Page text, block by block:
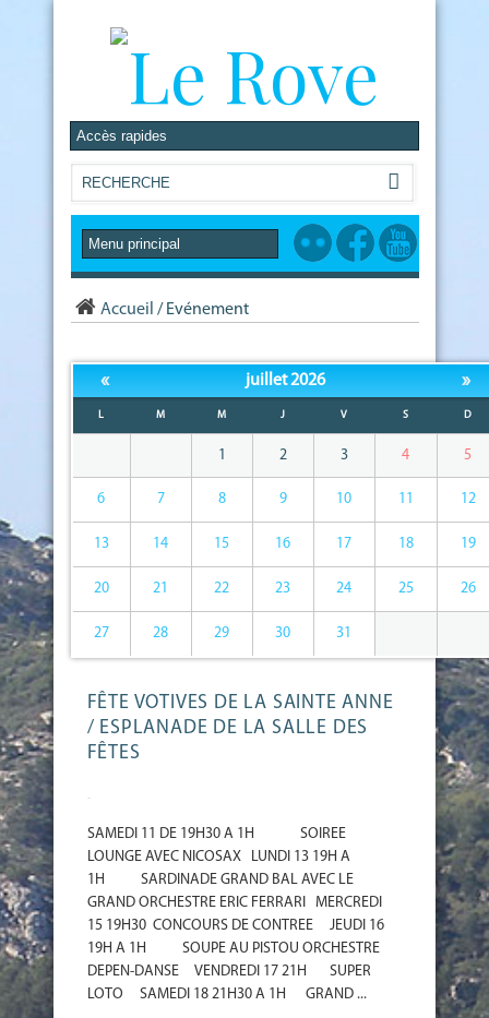
Accueil / Evénement
« juillet 2026 »
L M M J V S D
1 2 3 4 5
6 7 8 9 10 11 12
13 14 15 16 17 18 19
20 21 22 23 24 25 26
27 28 29 30 31
FÊTE VOTIVES DE LA SAINTE ANNE
/ ESPLANADE DE LA SALLE DES
FÊTES
-
SAMEDI 11 DE 19H30 A 1H SOIREE
LOUNGE AVEC NICOSAX LUNDI 13 19H A
1H SARDINADE GRAND BAL AVEC LE
GRAND ORCHESTRE ERIC FERRARI MERCREDI
15 19H30 CONCOURS DE CONTREE JEUDI 16
19H A 1H SOUPE AU PISTOU ORCHESTRE
DEPEN-DANSE VENDREDI 17 21H SUPER
LOTO SAMEDI 18 21H30 A 1H GRAND ...